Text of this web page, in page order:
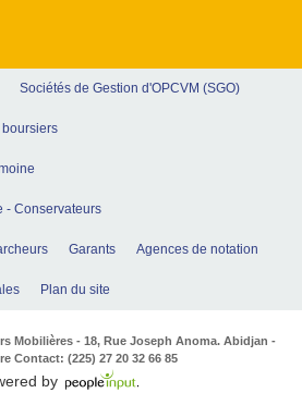
Sociétés de Gestion d'OPCVM (SGO)
- Conservateurs
Garants Agences de notation
Plan du site
Mobilières - 18, Rue Joseph Anoma. Abidjan -
Contact: (225) 27 20 32 66 85
by